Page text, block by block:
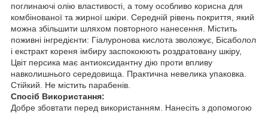
поглинаючі олію властивості, а тому особливо корисна для
комбінованої та жирної шкіри. Середній рівень покриття, який
можна збільшити шляхом повторного нанесення. Містить
поживні інгредієнти: Гіалуронова кислота зволожує, Бісаболол
і екстракт кореня імбиру заспокоюють роздратовану шкіру,
Цвіт персика має антиоксидантну дію проти впливу
навколишнього середовища. Практична невелика упаковка.
Стійкий. Не містить парабенів.
Спосіб Використання:
Добре збовтати перед використанням. Нанесіть з допомогою